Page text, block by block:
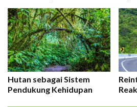
Hutan sebagai Sistem
Pendukung Kehidupan